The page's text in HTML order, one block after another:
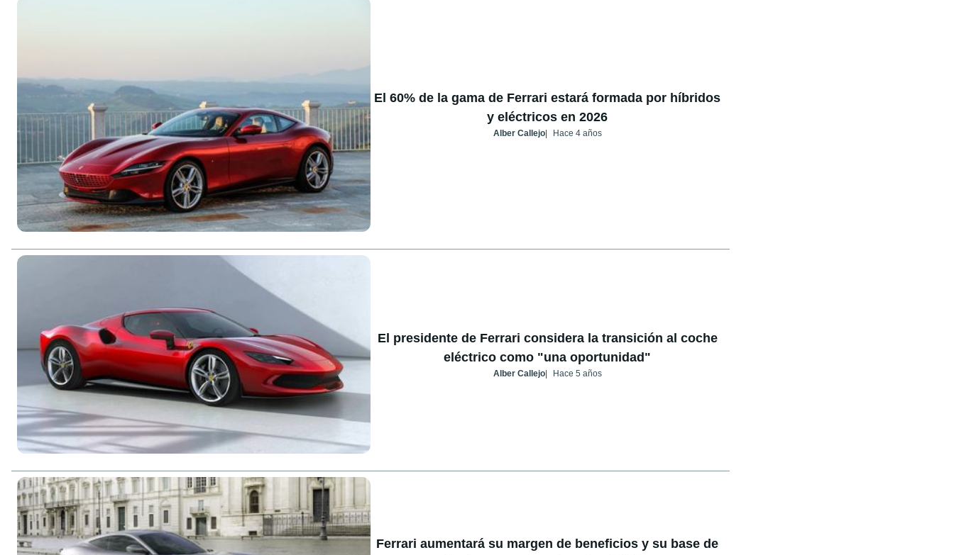
El 60% de la gama de Ferrari estará formada por híbridos
y eléctricos en 2026
Alber Callejo Hace 4 años
El presidente de Ferrari considera la transición al coche
eléctrico como "una oportunidad"
Alber Callejo Hace 5 años
Ferrari aumentará su margen de beneficios y su base de